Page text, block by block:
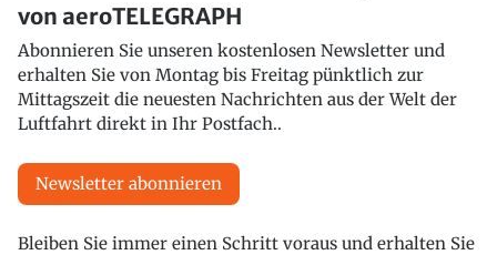
von aeroTELEGRAPH
Abonnieren Sie unseren kostenlosen Newsletter und
erhalten Sie von Montag bis Freitag pünktlich zur
Mittagszeit die neuesten Nachrichten aus der Welt der
Luftfahrt direkt in Ihr Postfach..
Newsletter abonnieren
Bleiben Sie immer einen Schritt voraus und erhalten Sie